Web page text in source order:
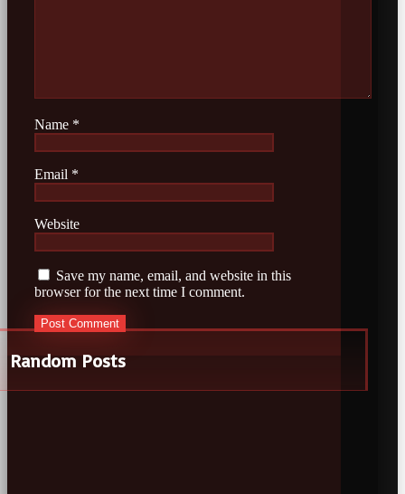
Name *
Email *
Website
Save my name, email, and website in this
browser for the next time I comment.
Random Posts